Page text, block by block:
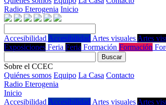
Radio Eterogenia Inicio
Accesibilidad Accesibilidad Artes visuales Artes
Exposiciones Feria Feria Formación Formación
Buscar
Sobre el CCEC
Quiénes somos Equipo La Casa Contacto
Radio Eterogenia
Inicio
Accesibilidad Accesibilidad Artes visuales Artes